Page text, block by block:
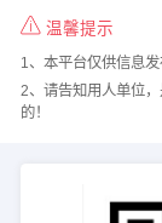
温馨提示
1、本平台仅供信息
2、请告知用人单位
的！